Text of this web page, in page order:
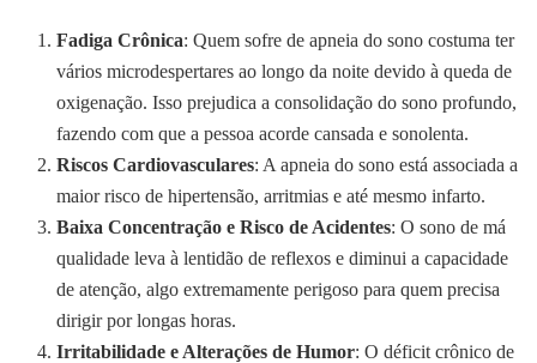
Fadiga Crônica: Quem sofre de apneia do sono costuma ter
vários microdespertares ao longo da noite devido à queda de
oxigenação. Isso prejudica a consolidação do sono profundo,
fazendo com que a pessoa acorde cansada e sonolenta.
Riscos Cardiovasculares: A apneia do sono está associada a
maior risco de hipertensão, arritmias e até mesmo infarto.
Baixa Concentração e Risco de Acidentes: O sono de má
qualidade leva à lentidão de reflexos e diminui a capacidade
de atenção, algo extremamente perigoso para quem precisa
dirigir por longas horas.
Irritabilidade e Alterações de Humor: O déficit crônico de